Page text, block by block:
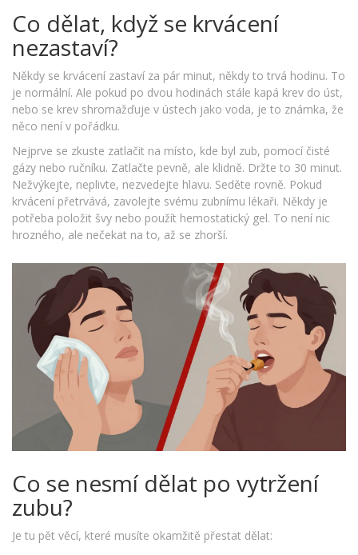
Co dělat, když se krvácení
nezastaví?
Někdy se krvácení zastaví za pár minut, někdy to trvá hodinu. To
je normální. Ale pokud po dvou hodinách stále kapá krev do úst,
nebo se krev shromažďuje v ústech jako voda, je to známka, že
něco není v pořádku.
Nejprve se zkuste zatlačit na místo, kde byl zub, pomocí čisté
gázy nebo ručníku. Zatlačte pevně, ale klidně. Držte to 30 minut.
Nežvýkejte, neplivte, nezvedejte hlavu. Seděte rovně. Pokud
krvácení přetrvává, zavolejte svému zubnímu lékaři. Někdy je
potřeba položit švy nebo použít hemostatický gel. To není nic
hrozného, ale nečekat na to, až se zhorší.
Co se nesmí dělat po vytržení
zubu?
Je tu pět věcí, které musíte okamžitě přestat dělat: